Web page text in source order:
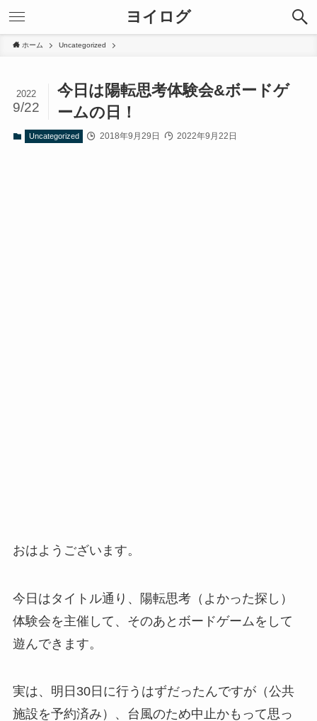
ヨイログ
ホーム Uncategorized
今日は陽転思考体験会&ボードゲ
ームの日！
2022
9/22
Uncategorized 2018年9月29日 2022年9月22日
おはようございます。
今日はタイトル通り、陽転思考（よかった探し）
体験会を主催して、そのあとボードゲームをして
遊んできます。
実は、明日30日に行うはずだったんですが（公共
施設を予約済み）、台風のため中止かもって思っ